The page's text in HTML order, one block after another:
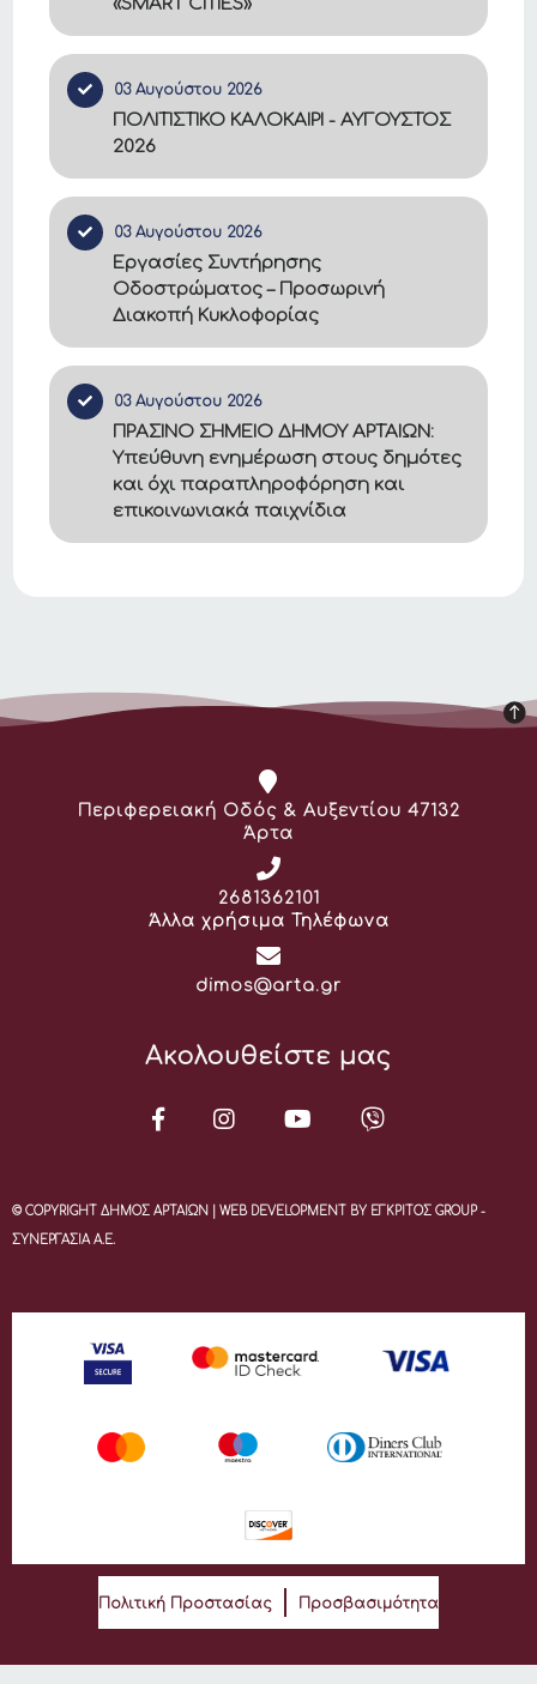
«SMART CITIES»
03 Αυγούστου 2026
ΠΟΛΙΤΙΣΤΙΚΟ ΚΑΛΟΚΑΙΡΙ - ΑΥΓΟΥΣΤΟΣ
2026
03 Αυγούστου 2026
Εργασίες Συντήρησης
Οδοστρώματος – Προσωρινή
Διακοπή Κυκλοφορίας
03 Αυγούστου 2026
ΠΡΑΣΙΝΟ ΣΗΜΕΙΟ ΔΗΜΟΥ ΑΡΤΑΙΩΝ:
Υπεύθυνη ενημέρωση στους δημότες
και όχι παραπληροφόρηση και
επικοινωνιακά παιχνίδια
Διεύθυνση:
Περιφερειακή Οδός & Αυξεντίου 47132
Άρτα
Τηλέφωνο:
2681362101
Άλλα χρήσιμα Τηλέφωνα
Email:
dimos@arta.gr
Ακολουθείστε μας
© COPYRIGHT ΔΗΜΟΣ ΑΡΤΑΙΩΝ | WEB DEVELOPMENT BY ΕΓΚΡΙΤΟΣ GROUP -
ΣΥΝΕΡΓΑΣΙΑ Α.Ε.
Πολιτική Προστασίας Προσβασιμότητα